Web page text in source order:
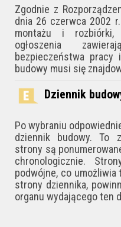
Zgodnie z
dnia 26 czerwca 2002
montażu i rozbiórki,
ogłoszenia
bezpieczeństwa pracy
budowy musi się
Dziennik
Po wybraniu
dziennik budowy. To
strony są
chronologicznie.
podwójne, co
strony dziennika,
organu wydającego ten